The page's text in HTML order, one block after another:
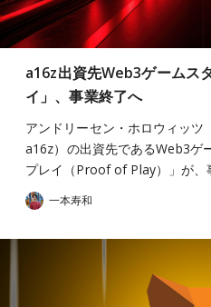
a16z出資先Web3ゲームス
イ」、事業終了へ
アンドリーセン・ホロウィッ
a16z）の出資先であるWeb3ゲ
プレイ（Proof of Play）」が
一本寿和